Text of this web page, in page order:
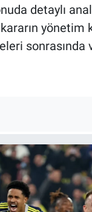
detaylı
yönetim
sonrasında